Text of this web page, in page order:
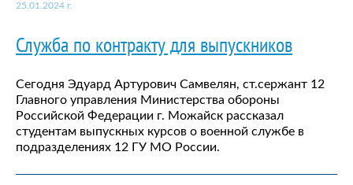
25.01.2024 г.
Служба по контракту для выпускников
Сегодня Эдуард Артурович Самвелян, ст.сержант 12
Главного управления Министерства обороны
Российской Федерации г. Можайск рассказал
студентам выпускных курсов о военной службе в
подразделениях 12 ГУ МО России.